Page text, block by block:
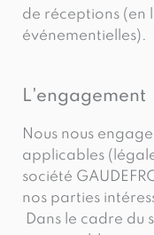
de réceptions (en
événementielles).
L'engagement
Nous nous
applicables
société
nos parties
Dans le cadre du